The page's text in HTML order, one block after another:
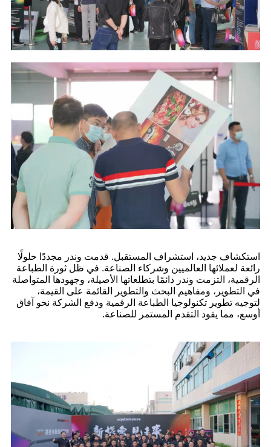
استكشاف جديد، استشراف المستقبل. قدمت وندر مجددًا حلولًا
رائعة لعملائها العالميين وشركاء الصناعة. في ظل ثورة الطباعة
الرقمية، التزمت وندر دائمًا بتطلعاتها الأصيلة، وجهودها المتواصلة
في التطوير، ومفاهيم البحث والتطوير القائمة على القيمة،
لتوجيه تطوير تكنولوجيا الطباعة الرقمية ودفع الشركة نحو آفاق
أوسع، مما يقود التقدم المستمر للصناعة.